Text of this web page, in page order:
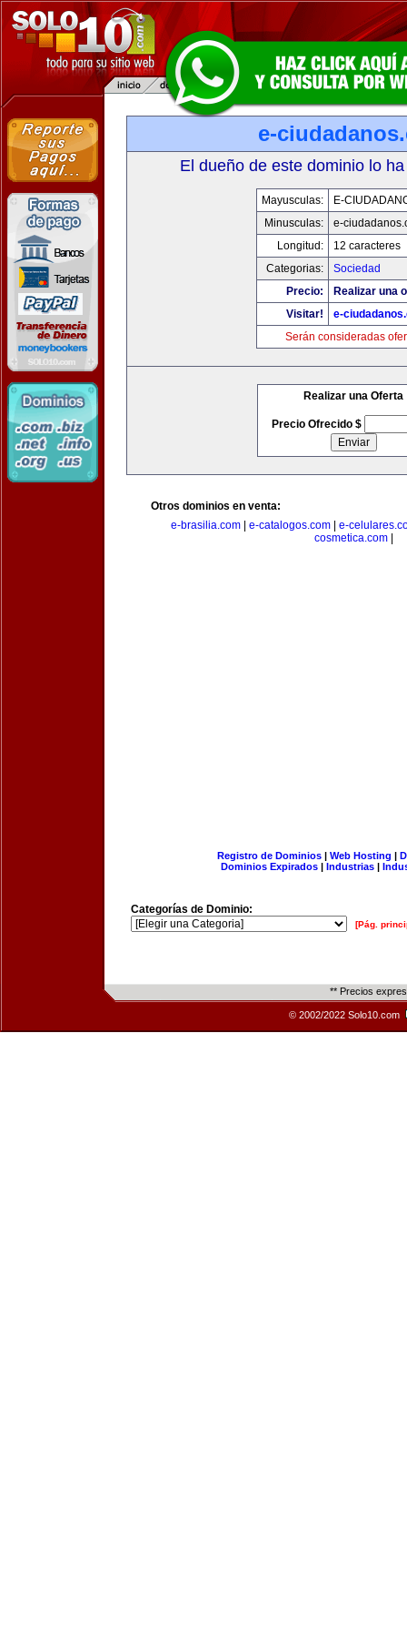
e-
El dueño de este dominio lo
Mayusculas:
E-
Minusculas:
e-
Longitud:
12 caracteres
Categorias:
Sociedad
Precio:
Realizar una
Visitar!
e-
Serán consideradas
Realizar una Oferta
Precio Ofrecido $
Otros dominios en venta:
e-brasilia.com
e-catalogos.com
e-
cosmetica.com|
Registro de Dominios| Web Hosting |
Dominios Expirados | Industrias |
Categorías de Dominio:
[Pág.
** Precios
© 2002/2022 Solo10.com